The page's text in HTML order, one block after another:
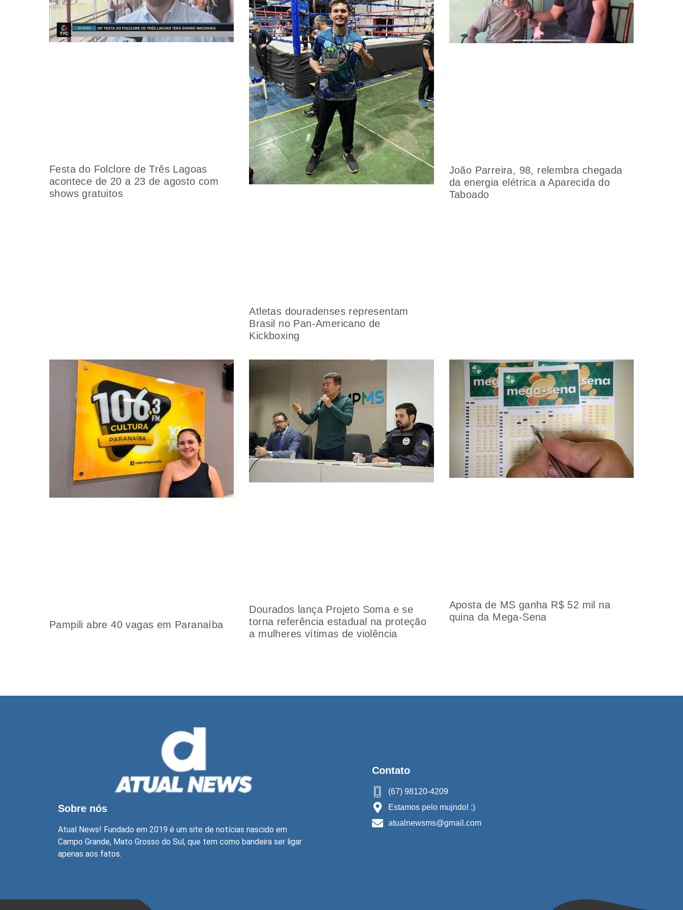
Festa do Folclore de Três Lagoas
acontece de 20 a 23 de agosto com
shows gratuitos
Atletas douradenses representam
Brasil no Pan-Americano de
Kickboxing
João Parreira, 98, relembra chegada
da energia elétrica a Aparecida do
Taboado
Pampili abre 40 vagas em Paranaíba
Dourados lança Projeto Soma e se
torna referência estadual na proteção
a mulheres vítimas de violência
Aposta de MS ganha R$ 52 mil na
quina da Mega-Sena
Sobre nós
Atual News! Fundado em 2019 é um site de notícias nascido em
Campo Grande, Mato Grosso do Sul, que tem como bandeira ser ligar
apenas aos fatos.
Contato
(67) 98120-4209
Estamos pelo mujndo! :)
atualnewsms@gmail.com